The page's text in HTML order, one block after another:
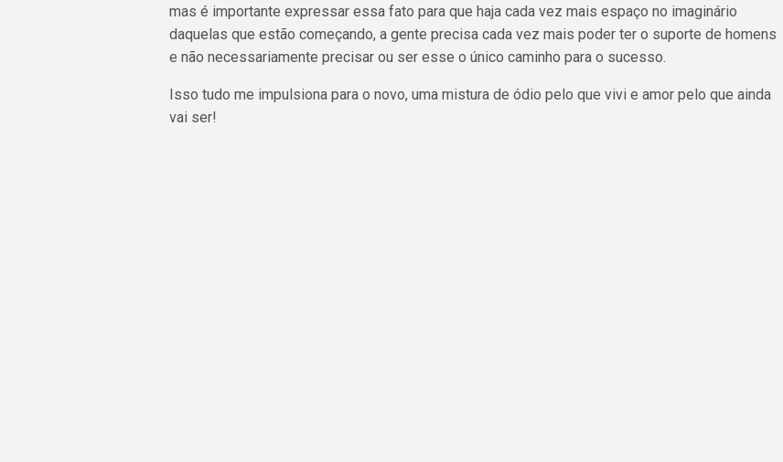
mas é importante expressar essa fato para que haja cada vez mais espaço no imaginário
daquelas que estão começando, a gente precisa cada vez mais poder ter o suporte de homens
e não necessariamente precisar ou ser esse o único caminho para o sucesso.
Isso tudo me impulsiona para o novo, uma mistura de ódio pelo que vivi e amor pelo que ainda
vai ser!